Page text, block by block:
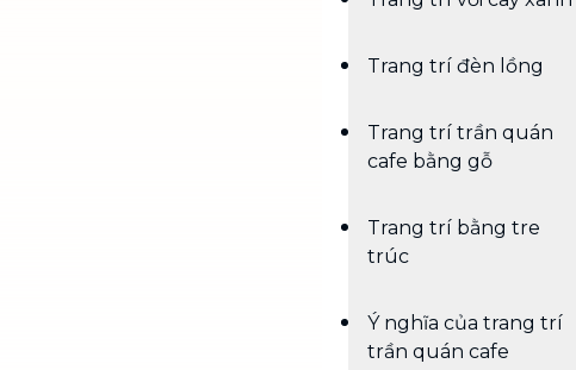
Trang trí đèn lồng
Trang trí trần quán
cafe bằng gỗ
Trang trí bằng tre
trúc
Ý nghĩa của trang trí
trần quán cafe